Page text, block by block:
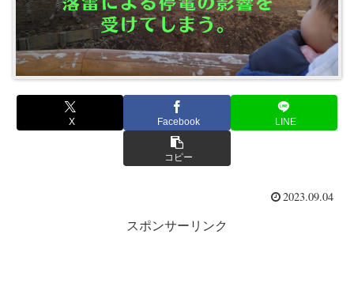
X Facebook LINE
コピー
2023.09.04
スポンサーリンク